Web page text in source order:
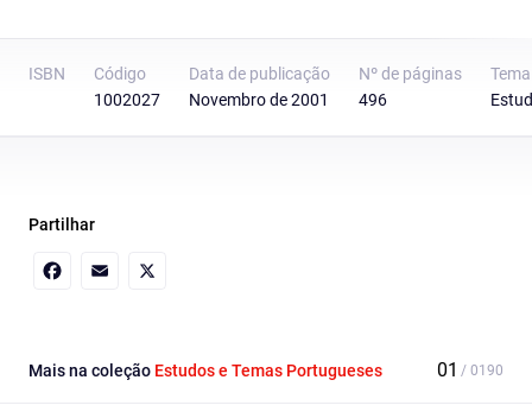
ISBN
Código
1002027
Data de publicação
Novembro de 2001
Nº de páginas
496
Tema
Partilhar
Mais na coleção Estudos e Temas Portugueses